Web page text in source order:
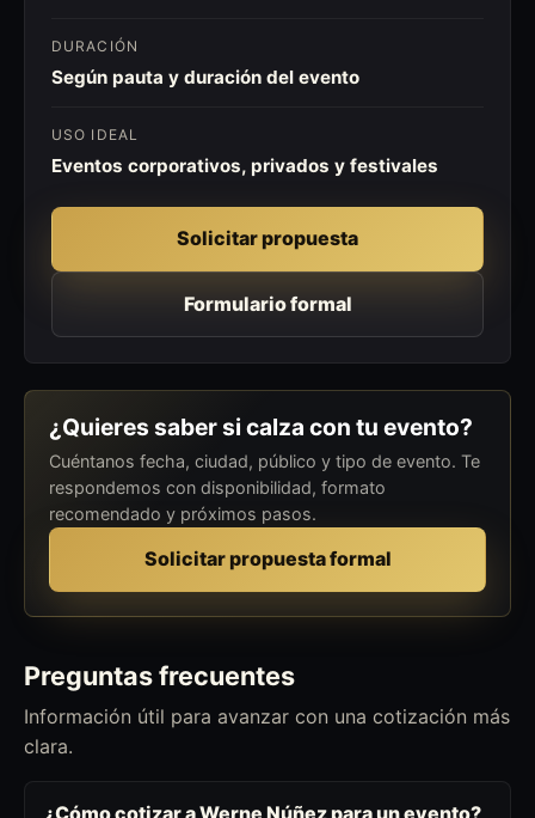
DURACIÓN
Según pauta y duración del evento
USO IDEAL
Eventos corporativos, privados y festivales
Solicitar propuesta
Formulario formal
¿Quieres saber si calza con tu evento?
Cuéntanos fecha, ciudad, público y tipo de evento. Te
respondemos con disponibilidad, formato
recomendado y próximos pasos.
Solicitar propuesta formal
Preguntas frecuentes
Información útil para avanzar con una cotización más
clara.
¿Cómo cotizar a Werne Núñez para un evento?